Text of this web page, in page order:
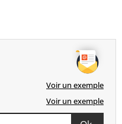
Voir un exemple
Voir un exemple